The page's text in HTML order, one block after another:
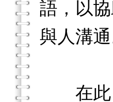
語，以
與人溝
在此，